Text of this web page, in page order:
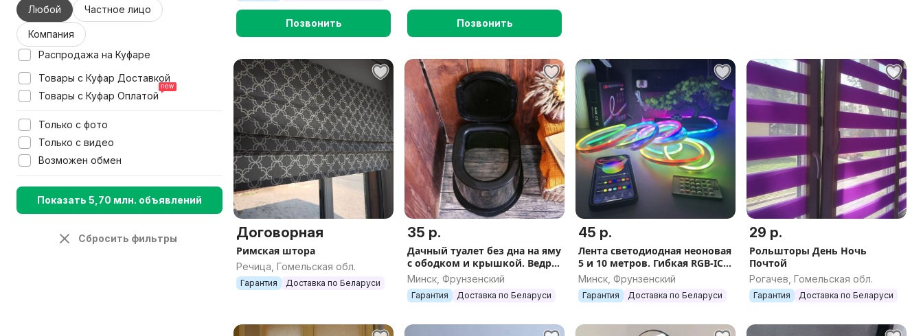
Любой
Частное лицо
Компания
Распродажа на Куфаре
Товары с Куфар Доставкой
Товары с Куфар Оплатой
Только с фото
Только с видео
Возможен обмен
Показать 5,70 млн. объявлений
Сбросить фильтры
Позвонить Позвонить
Договорная
Римская штора
Речица, Гомельская обл.
Гарантия Доставка по Беларуси
35 р.
Дачный туалет без дна на яму
с ободком и крышкой. Ведро
унитаз для уличного туалета
на даче
Минск, Фрунзенский
Гарантия Доставка по Беларуси
45 р.
Лента светодиодная неоновая
5 и 10 метров. Гибкая RGB-IC
neon с пультом и
контролером неон гирлянда
Минск, Фрунзенский
Гарантия Доставка по Беларуси
29 р.
Рольшторы День Ночь
Почтой
Рогачев, Гомельская обл.
Гарантия Доставка по Беларуси